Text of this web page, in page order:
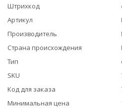
Штрихкод
Артикул
Производитель
Страна происхождения
Тип
SKU
Код для заказа
Минимальная цена